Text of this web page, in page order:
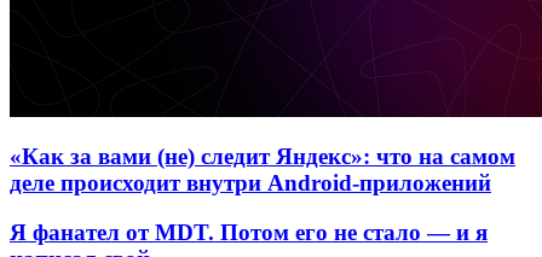
«Как за вами (не) следит Яндекс»: что на самом
деле происходит внутри Android-приложений
Я фанател от MDT. Потом его не стало — и я